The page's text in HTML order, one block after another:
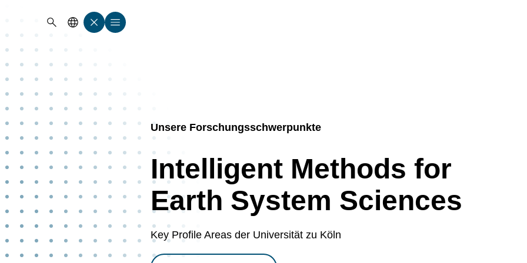
Suche öffnen
Sprachauswahl öffnen
Menü schließen
Menü öffnen
Unsere Forschungsschwerpunkte
Intelligent Methods for
Earth System Sciences
Key Profile Areas der Universität zu Köln